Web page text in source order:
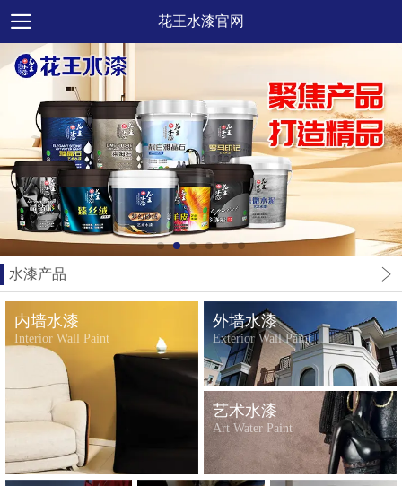
花王水漆官网
水漆产品
内墙水漆
Interior Wall Paint
外墙水漆
Exterior Wall Paint
艺术水漆
Art Water Paint